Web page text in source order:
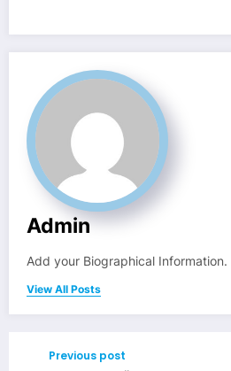
Admin
Add your Biographical Information.
View All Posts
Previous post